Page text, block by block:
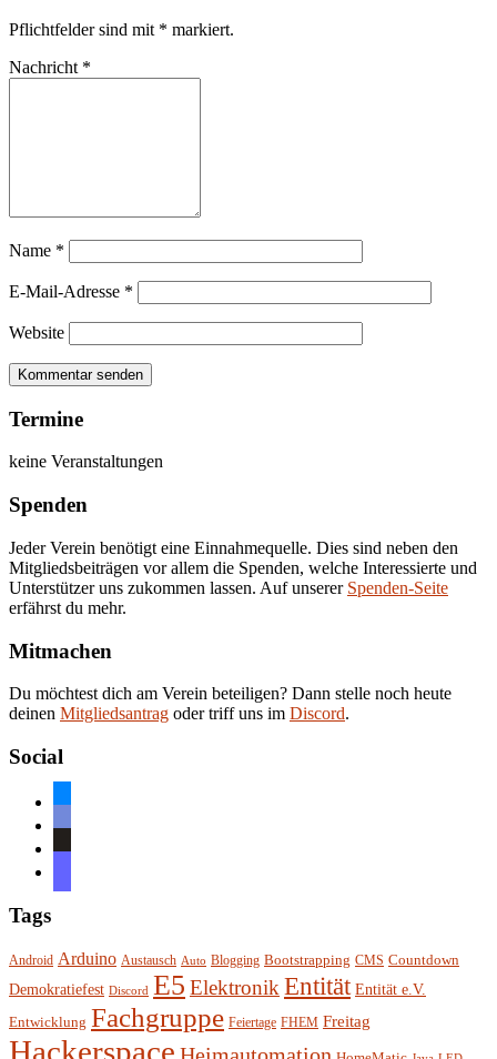
Pflichtfelder sind mit * markiert.
Nachricht *
Name *
E-Mail-Adresse *
Website
Termine
keine Veranstaltungen
Spenden
Jeder Verein benötigt eine Einnahmequelle. Dies sind neben den
Mitgliedsbeiträgen vor allem die Spenden, welche Interessierte und
Unterstützer uns zukommen lassen. Auf unserer Spenden-Seite
erfährst du mehr.
Mitmachen
Du möchtest dich am Verein beteiligen? Dann stelle noch heute
deinen Mitgliedsantrag oder triff uns im Discord.
Social
Tags
Android Arduino Austausch Auto Blogging Bootstrapping CMS Countdown
Demokratiefest Discord E5 Elektronik Entität Entität e.V.
Entwicklung Fachgruppe Feiertage FHEM Freitag
Hackerspace